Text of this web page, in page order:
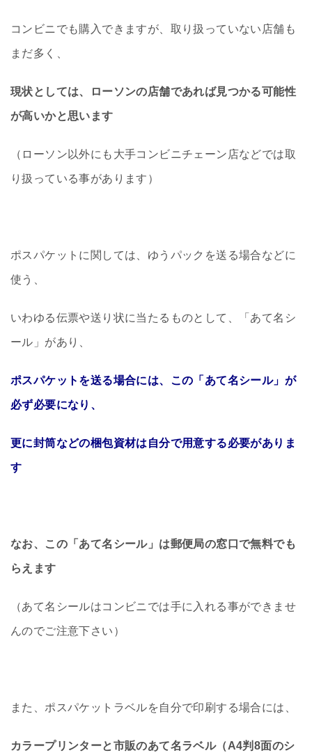
コンビニでも購入できますが、取り扱っていない店舗も
まだ多く、
現状としては、ローソンの店舗であれば見つかる可能性
が高いかと思います
（ローソン以外にも大手コンビニチェーン店などでは取
り扱っている事があります）
ポスパケットに関しては、ゆうパックを送る場合などに
使う、
いわゆる伝票や送り状に当たるものとして、「あて名シ
ール」があり、
ポスパケットを送る場合には、この「あて名シール」が
必ず必要になり、
更に封筒などの梱包資材は自分で用意する必要がありま
す
なお、この「あて名シール」は郵便局の窓口で無料でも
らえます
（あて名シールはコンビニでは手に入れる事ができませ
んのでご注意下さい）
また、ポスパケットラベルを自分で印刷する場合には、
カラープリンターと市販のあて名ラベル（A4判8面のシ